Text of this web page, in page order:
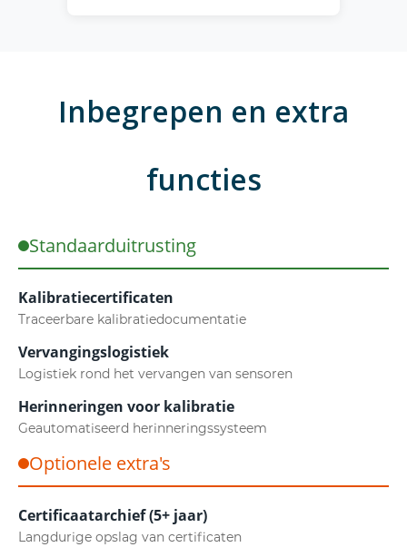
Inbegrepen en extra
functies
Standaarduitrusting
Kalibratiecertificaten
Traceerbare kalibratiedocumentatie
Vervangingslogistiek
Logistiek rond het vervangen van sensoren
Herinneringen voor kalibratie
Geautomatiseerd herinneringssysteem
Optionele extra's
Certificaatarchief (5+ jaar)
Langdurige opslag van certificaten